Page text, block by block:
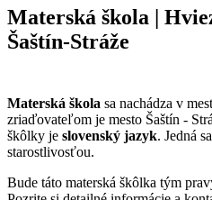
Materská škola |
Šaštín-Stráže
Materská škola sa nachádza v
zriaďovateľom je mesto Šaštín -
škôlky je slovenský jazyk. Jedná
starostlivosťou.
Bude táto materská škôlka tým